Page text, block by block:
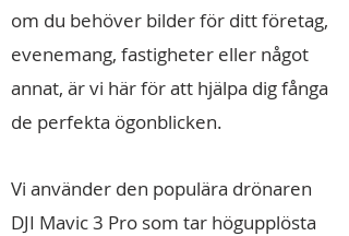
om du behöver bilder för ditt företag,
evenemang, fastigheter eller något
annat, är vi här för att hjälpa dig fånga
de perfekta ögonblicken.
Vi använder den populära drönaren
DJI Mavic 3 Pro som tar högupplösta